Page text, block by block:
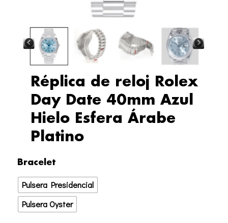
Réplica de reloj Rolex
Day Date 40mm Azul
Hielo Esfera Árabe
Platino
Bracelet
Pulsera Presidencial
Pulsera Oyster
Réplica
reloj
Rolex
Day